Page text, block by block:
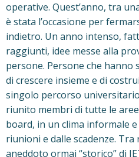
operative. Quest’anno, tra
è stata l’occasione per
indietro. Un anno intenso,
raggiunti, idee messe alla
persone. Persone che hanno
di crescere insieme e di
singolo percorso
riunito membri di tutte le
board, in un clima informale
riunioni e dalle scadenze. Tra
aneddoto ormai “storico” di